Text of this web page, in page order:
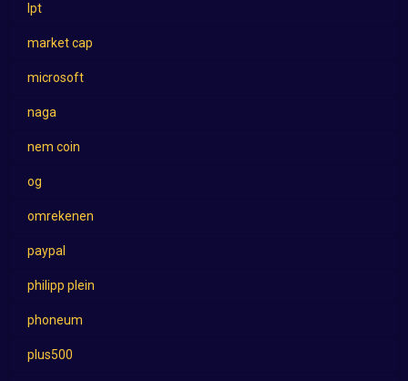
lpt
market cap
microsoft
naga
nem coin
og
omrekenen
paypal
philipp plein
phoneum
plus500